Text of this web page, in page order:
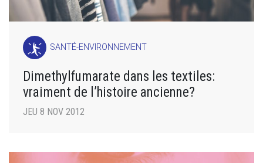
SANTÉ-ENVIRONNEMENT
Dimethylfumarate dans les textiles:
vraiment de l’histoire ancienne?
JEU 8 NOV 2012